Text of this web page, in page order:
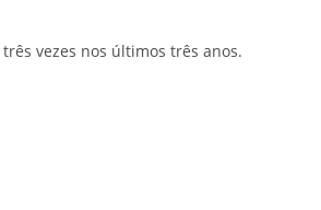
vezes nos últimos três anos.